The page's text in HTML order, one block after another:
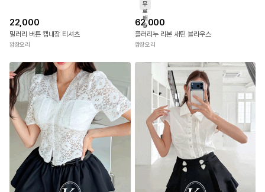
22,000
밀러리 버튼 캡내장 티셔츠
깜장오리
무
배
플러리누 리본 새틴 블라우스
깜장오리